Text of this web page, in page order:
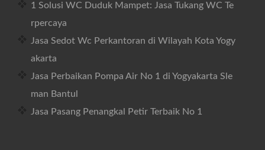
1 Solusi WC Duduk Mampet: Jasa Tukang WC Te
rpercaya
Jasa Sedot Wc Perkantoran di Wilayah Kota Yogy
akarta
Jasa Perbaikan Pompa Air No 1 di Yogyakarta Sle
man Bantul
Jasa Pasang Penangkal Petir Terbaik No 1